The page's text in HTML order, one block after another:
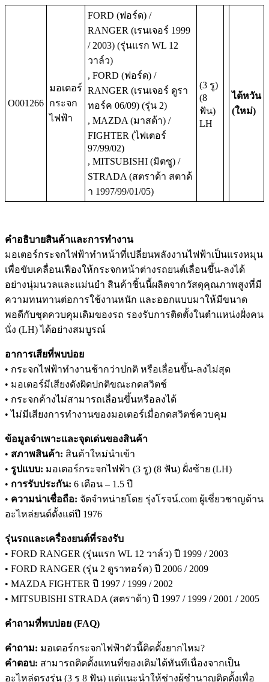
O001266
มอเตอร์
กระจก
ไฟฟ้า
FORD (ฟอร์ด) /
RANGER (เรนเจอร์ 1999
/ 2003) (รุ่นแรก WL 12
วาล์ว)
, FORD (ฟอร์ด) /
RANGER (เรนเจอร์ ดูรา
ทอร์ค 06/09) (รุ่น 2)
, MAZDA (มาสด้า) /
FIGHTER (ไฟเตอร์
97/99/02)
, MITSUBISHI (มิตซู) /
STRADA (สตราด้า สตาด้
า 1997/99/01/05)
(3 รู)
(8
ฟัน)
LH
ไต้หวัน
(ใหม่)
คำอธิบายสินค้าและการทำงาน
มอเตอร์กระจกไฟฟ้าทำหน้าที่เปลี่ยนพลังงานไฟฟ้าเป็นแรงหมุน
เพื่อขับเคลื่อนเฟืองให้กระจกหน้าต่างรถยนต์เลื่อนขึ้น-ลงได้
อย่างนุ่มนวลและแม่นยำ สินค้าชิ้นนี้ผลิตจากวัสดุคุณภาพสูงที่มี
ความทนทานต่อการใช้งานหนัก และออกแบบมาให้มีขนาด
พอดีกับชุดควบคุมเดิมของรถ รองรับการติดตั้งในตำแหน่งฝั่งคน
นั่ง (LH) ได้อย่างสมบูรณ์
อาการเสียที่พบบ่อย
• กระจกไฟฟ้าทำงานช้ากว่าปกติ หรือเลื่อนขึ้น-ลงไม่สุด
• มอเตอร์มีเสียงดังผิดปกติขณะกดสวิตช์
• กระจกค้างไม่สามารถเลื่อนขึ้นหรือลงได้
• ไม่มีเสียงการทำงานของมอเตอร์เมื่อกดสวิตช์ควบคุม
ข้อมูลจำเพาะและจุดเด่นของสินค้า
• สภาพสินค้า: สินค้าใหม่นำเข้า
• รูปแบบ: มอเตอร์กระจกไฟฟ้า (3 รู) (8 ฟัน) ฝั่งซ้าย (LH)
• การรับประกัน: 6 เดือน – 1.5 ปี
• ความน่าเชื่อถือ: จัดจำหน่ายโดย รุ่งโรจน์.com ผู้เชี่ยวชาญด้าน
อะไหล่ยนต์ตั้งแต่ปี 1976
รุ่นรถและเครื่องยนต์ที่รองรับ
• FORD RANGER (รุ่นแรก WL 12 วาล์ว) ปี 1999 / 2003
• FORD RANGER (รุ่น 2 ดูราทอร์ค) ปี 2006 / 2009
• MAZDA FIGHTER ปี 1997 / 1999 / 2002
• MITSUBISHI STRADA (สตราด้า) ปี 1997 / 1999 / 2001 / 2005
คำถามที่พบบ่อย (FAQ)
คำถาม: มอเตอร์กระจกไฟฟ้าตัวนี้ติดตั้งยากไหม?
คำตอบ: สามารถติดตั้งแทนที่ของเดิมได้ทันทีเนื่องจากเป็น
อะไหล่ตรงรุ่น (3 รู 8 ฟัน) แต่แนะนำให้ช่างผู้ชำนาญติดตั้งเพื่อ